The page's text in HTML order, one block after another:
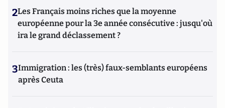
2Les Français moins riches que la moyenne
européenne pour la 3e année consécutive : jusqu'où
ira le grand déclassement ?
3Immigration : les (très) faux-semblants européens
après Ceuta